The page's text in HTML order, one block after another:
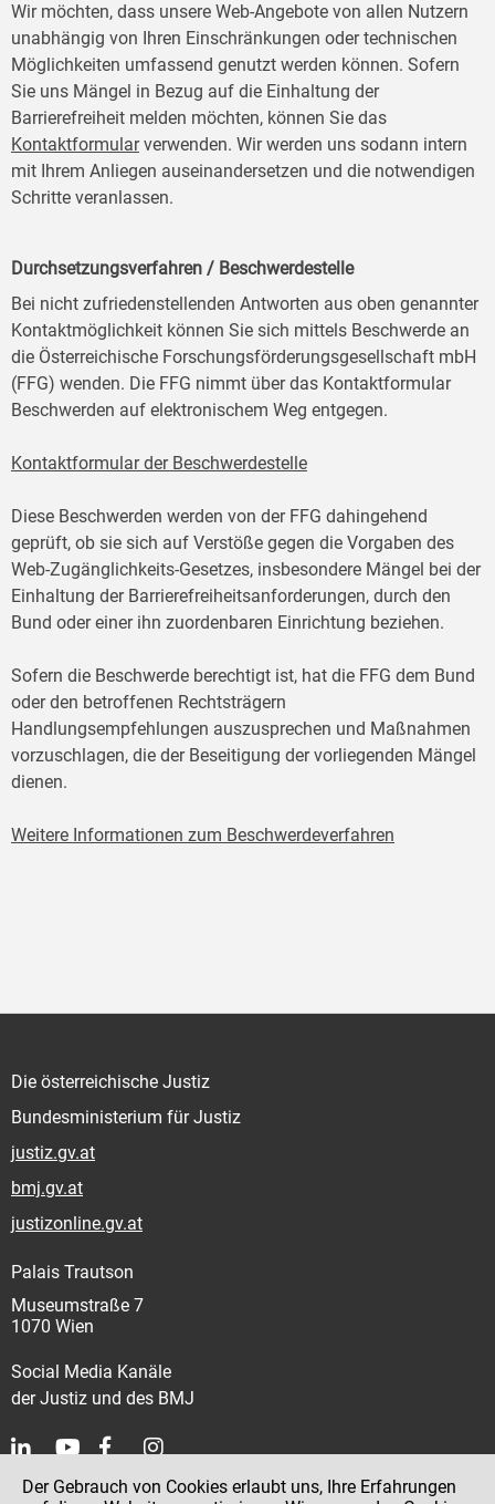
Wir möchten, dass unsere Web-Angebote von allen Nutzern
unabhängig von Ihren Einschränkungen oder technischen
Möglichkeiten umfassend genutzt werden können. Sofern
Sie uns Mängel in Bezug auf die Einhaltung der
Barrierefreiheit melden möchten, können Sie das
Kontaktformularverwenden. Wir werden uns sodann intern
mit Ihrem Anliegen auseinandersetzen und die notwendigen
Schritte veranlassen.
Durchsetzungsverfahren / Beschwerdestelle
Bei nicht zufriedenstellenden Antworten aus oben genannter
Kontaktmöglichkeit können Sie sich mittels Beschwerde an
die Österreichische Forschungsförderungsgesellschaft mbH
(FFG) wenden. Die FFG nimmt über das Kontaktformular
Beschwerden auf elektronischem Weg entgegen.
Kontaktformular der Beschwerdestelle
Diese Beschwerden werden von der FFG dahingehend
geprüft, ob sie sich auf Verstöße gegen die Vorgaben des
Web-Zugänglichkeits-Gesetzes, insbesondere Mängel bei der
Einhaltung der Barrierefreiheitsanforderungen, durch den
Bund oder einer ihn zuordenbaren Einrichtung beziehen.
Sofern die Beschwerde berechtigt ist, hat die FFG dem Bund
oder den betroffenen Rechtsträgern
Handlungsempfehlungen auszusprechen und Maßnahmen
vorzuschlagen, die der Beseitigung der vorliegenden Mängel
dienen.
Weitere Informationen zum Beschwerdeverfahren
Die österreichische Justiz
Bundesministerium für Justiz
justiz.gv.at
bmj.gv.at
justizonline.gv.at
Palais Trautson
Museumstraße 7
1070 Wien
Social Media Kanäle
der Justiz und des BMJ
Kontakt
Der Gebrauch von Cookies erlaubt uns, Ihre Erfahrungen